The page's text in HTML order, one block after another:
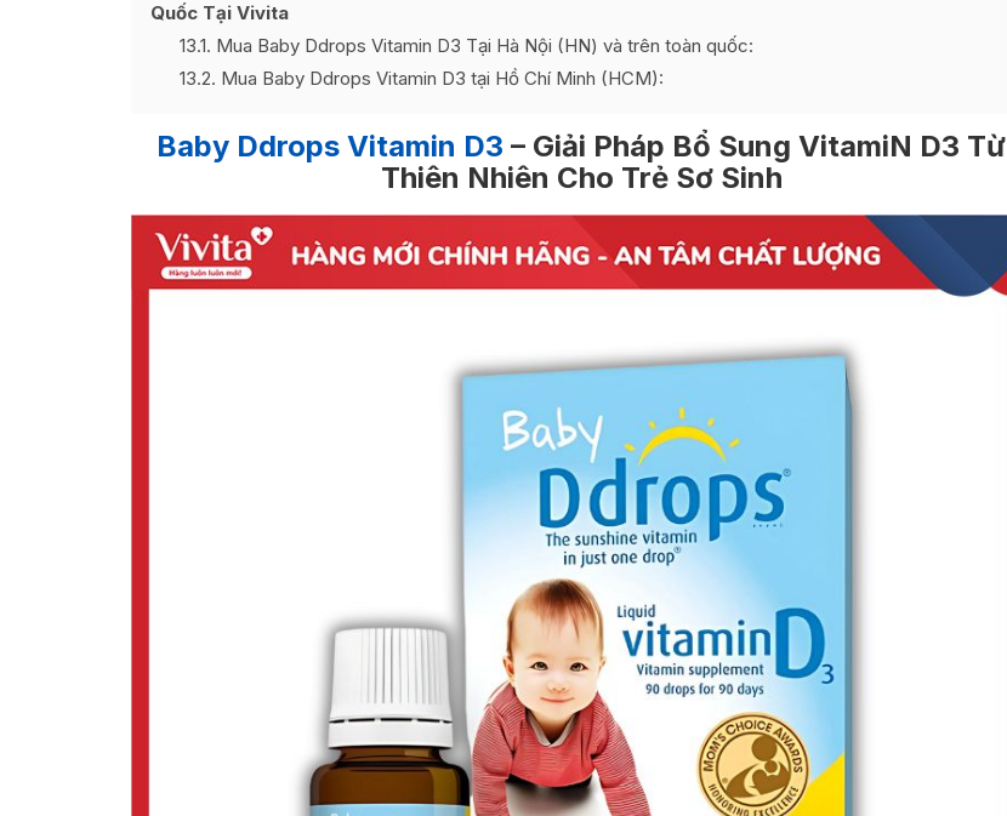
Quốc Tại Vivita
13.1 Mua Baby Ddrops Vitamin D3 Tại Hà Nội (HN) và trên toàn quốc:
13.2 Mua Baby Ddrops Vitamin D3 tại Hồ Chí Minh (HCM):
Baby Ddrops Vitamin D3 – Giải Pháp Bổ Sung VitamiN D3 Từ
Thiên Nhiên Cho Trẻ Sơ Sinh